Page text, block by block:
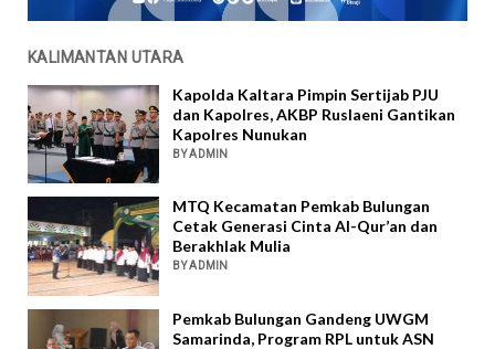
KALIMANTAN UTARA
Kapolda Kaltara Pimpin Sertijab PJU
dan Kapolres, AKBP Ruslaeni Gantikan
Kapolres Nunukan
BY ADMIN
MTQ Kecamatan Pemkab Bulungan
Cetak Generasi Cinta Al-Qur’an dan
Berakhlak Mulia
BY ADMIN
Pemkab Bulungan Gandeng UWGM
Samarinda, Program RPL untuk ASN